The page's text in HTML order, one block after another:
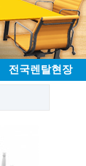
전국렌탈현장